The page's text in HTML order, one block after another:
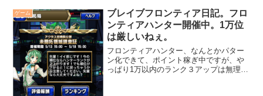
ゲーム
ブレイブフロンティア日記。フロ
ンティアハンター開催中。1万位
は厳しいねぇ。
フロンティアハンター、なんとかパター
ン化できて、ポイント稼ぎ中ですが、や
っぱり1万以内のランク３アップは無理っ